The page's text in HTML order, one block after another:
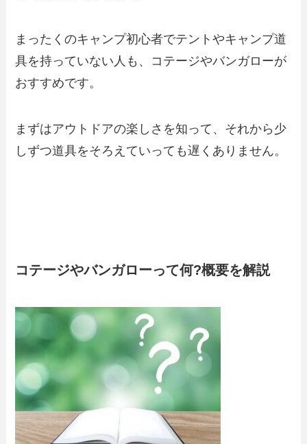
まったくのキャンプ初心者でテントやキャンプ道
具を持っていない人も、コテージやバンガローが
おすすめです。
まずはアウトドアの楽しさを知って、それから少
しずつ道具をそろえていっても遅くありません。
コテージやバンガローって何?概要を解説